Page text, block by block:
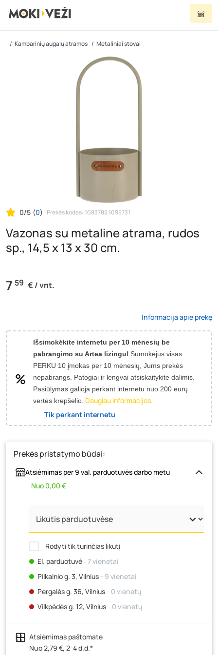
Kambarinių augalų atramos Metaliniai stovai
0/5 (0) Prekės kodas: 1083782 1095731
Vazonas su metaline atrama, rudos
sp., 14,5 x 13 x 30 cm.
7 59 € / vnt.
Informacija apie prekę
Išsimokėkite internetu per 10 mėnesių be
pabrangimo su Artea lizingu! Sumokėjus visas
PERKU 10 įmokas per 10 mėnesių, Jums prekės
nepabrangs. Patogiai ir lengvai atsiskaitykite dalimis.
Pasiūlymas galioja perkant internetu nuo 200 eurų
vertės krepšelio. Daugiau informacijos.
Tik perkant internetu
Prekės pristatymo būdai:
Atsiėmimas per 9 val. parduotuvės darbo metu
Nuo 0,00 €
Rodyti tik turinčias likutį
El. parduotuvė‐ 7 vienetai
Pilkalnio g. 3, Vilnius - 9 vienetai
Pergalės g. 36, Vilnius - 0 vienetų
Vilkpėdės g. 12, Vilnius - 0 vienetų
Ateities g. 15, Vilnius- 1 vienetas
Kauno r., Narsiečių k., Vytauto g. 183, Kaunas
vienetų
Atsiėmimas paštomate
Nuo 2,79 €, 2-4 d.d.*